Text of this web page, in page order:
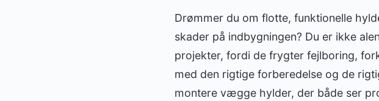
Drømmer du om flotte, funktionelle
skader på indbygningen? Du er ikke
projekter, fordi de frygter fejlboring,
med den rigtige forberedelse og de
montere vægge hylder, der både ser